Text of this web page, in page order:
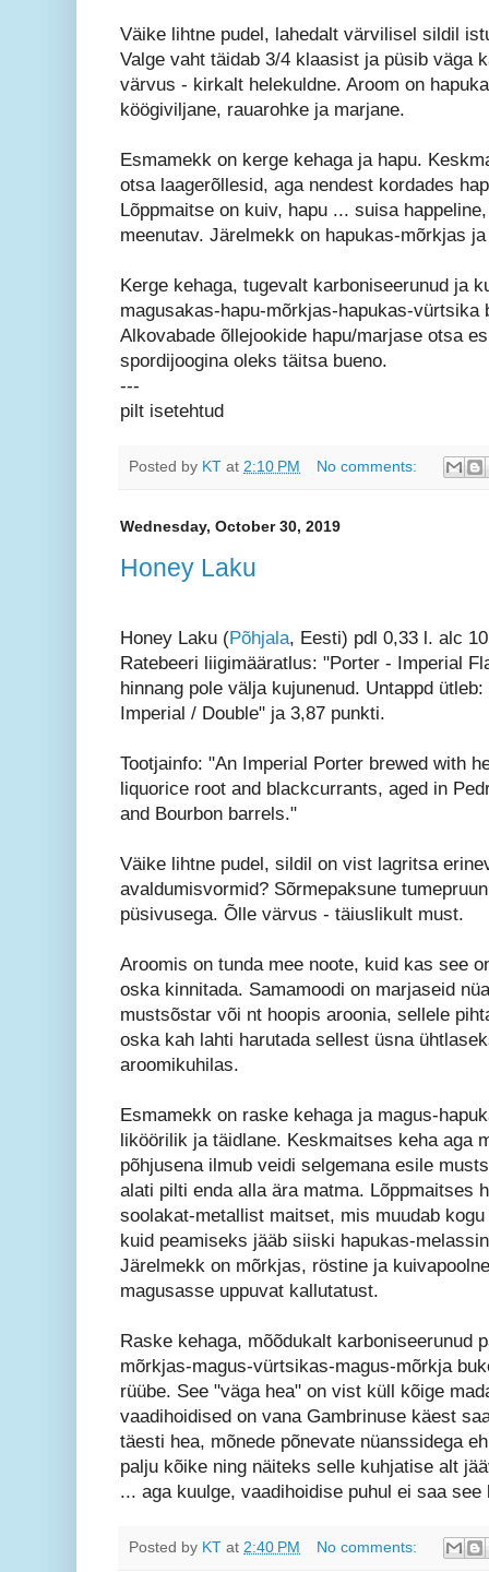
Väike lihtne pudel, lahedalt värvilisel sildil
Valge vaht täidab 3/4 klaasist ja püsib väga
värvus - kirkalt helekuldne. Aroom on
köögiviljane, rauarohke ja marjane.
Esmamekk on kerge kehaga ja hapu.
otsa laagerõllesid, aga nendest kordades
Lõppmaitse on kuiv, hapu ... suisa
meenutav. Järelmekk on hapukas-mõrkjas
Kerge kehaga, tugevalt karboniseerunud ja
magusakas-hapu-mõrkjas-hapukas-vürtsika
Alkovabade õllejookide hapu/marjase otsa
spordijoogina oleks täitsa bueno.
---
pilt isetehtud
Posted by KT at 2:10 PM No comments:
Wednesday, October 30, 2019
Honey Laku
Honey Laku (Põhjala, Eesti) pdl 0,33 l. alc
Ratebeeri liigimääratlus: "Porter - Imperial
hinnang pole välja kujunenud. Untappd
Imperial / Double" ja 3,87 punkti.
Tootjainfo: "An Imperial Porter brewed with
liquorice root and blackcurrants, aged in
and Bourbon barrels."
Väike lihtne pudel, sildil on vist lagritsa
avaldumisvormid? Sõrmepaksune
püsivusega. Õlle värvus - täiuslikult must.
Aroomis on tunda mee noote, kuid kas see
oska kinnitada. Samamoodi on marjaseid
mustsõstar või nt hoopis aroonia, sellele
oska kah lahti harutada sellest üsna
aroomikuhilas.
Esmamekk on raske kehaga ja magus-
liköörilik ja täidlane. Keskmaitses keha aga
põhjusena ilmub veidi selgemana esile
alati pilti enda alla ära matma. Lõppmaitses
soolakat-metallist maitset, mis muudab
kuid peamiseks jääb siiski hapukas-
Järelmekk on mõrkjas, röstine ja
magusasse uppuvat kallutatust.
Raske kehaga, mõõdukalt karboniseerunud
mõrkjas-magus-vürtsikas-magus-mõrkja
rüübe. See "väga hea" on vist küll kõige
vaadihoidised on vana Gambrinuse käest
täesti hea, mõnede põnevate nüanssidega
palju kõike ning näiteks selle kuhjatise alt
... aga kuulge, vaadihoidise puhul ei saa
Posted by KT at 2:40 PM No comments: